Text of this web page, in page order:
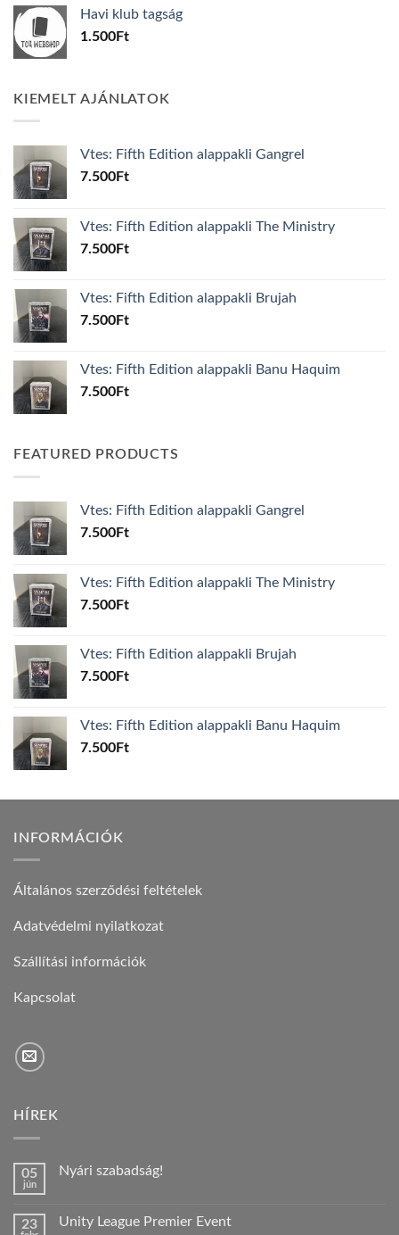
600Ft.100Ft.
Havi klub tagság
1.500Ft
KIEMELT AJÁNLATOK
Vtes: Fifth Edition alappakli Gangrel
7.500Ft
Vtes: Fifth Edition alappakli The Ministry
7.500Ft
Vtes: Fifth Edition alappakli Brujah
7.500Ft
Vtes: Fifth Edition alappakli Banu Haquim
7.500Ft
FEATURED PRODUCTS
Vtes: Fifth Edition alappakli Gangrel
7.500Ft
Vtes: Fifth Edition alappakli The Ministry
7.500Ft
Vtes: Fifth Edition alappakli Brujah
7.500Ft
Vtes: Fifth Edition alappakli Banu Haquim
7.500Ft
INFORMÁCIÓK
Általános szerződési feltételek
Adatvédelmi nyilatkozat
Szállítási információk
Kapcsolat
HÍREK
05
jún
Nyári szabadság!
Nyári
23 Unity League Premier Event